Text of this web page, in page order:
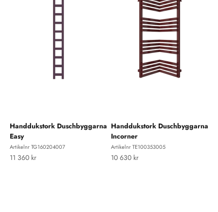
Handdukstork Duschbyggarna
Easy
Artikelnr TG160204007
REA-pris
11 360 kr
Handdukstork Duschbyggarna
Incorner
Artikelnr TE100353005
REA-pris
10 630 kr